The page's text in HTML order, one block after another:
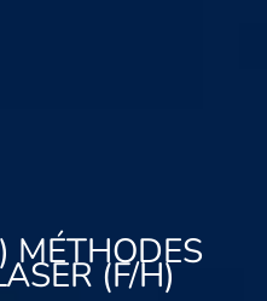
MÉTHODES
(F/H)